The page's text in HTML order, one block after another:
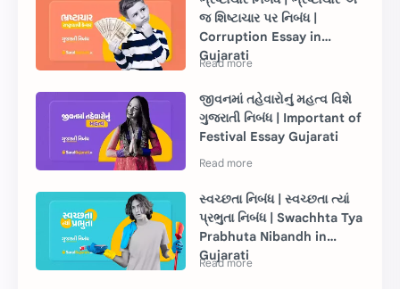
જ શિષ્ટાચાર પર નિબંધ |
Corruption Essay in
Gujarati
જીવનમાં તહેવારોનું મહત્વ વિશે
ગુજરાતી નિબંધ | Important of
Festival Essay Gujarati
સ્વચ્છતા નિબંધ | સ્વચ્છતા ત્યાં
પ્રભુતા નિબંધ | Swachhta Tya
Prabhuta Nibandh in
Gujarati